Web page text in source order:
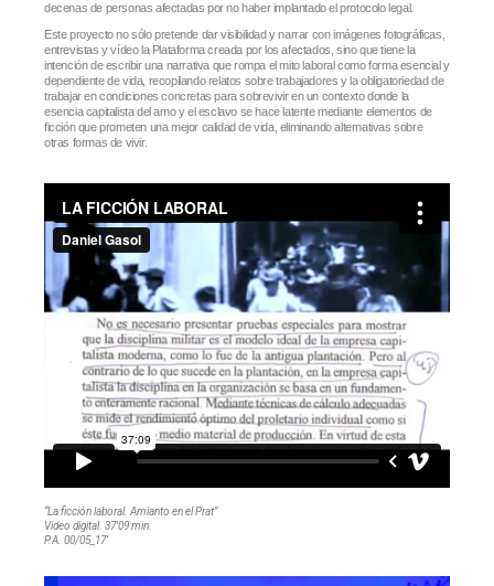
decenas de personas afectadas por no haber implantado el protocolo legal.
Este proyecto no sólo pretende dar visibilidad y narrar con imágenes fotográficas,
entrevistas y vídeo la Plataforma creada por los afectados, sino que tiene la
intención de escribir una narrativa que rompa el mito laboral como forma esencial y
dependiente de vida, recopilando relatos sobre trabajadores y la obligatoriedad de
trabajar en condiciones concretas para sobrevivir en un contexto donde la
esencia capitalista del amo y el esclavo se hace latente mediante elementos de
ficción que prometen una mejor calidad de vida, eliminando alternativas sobre
otras formas de vivir.
“La ficción laboral. Amianto en el Prat”
Video digital. 37’09 min.
P.A. 00/05_17’